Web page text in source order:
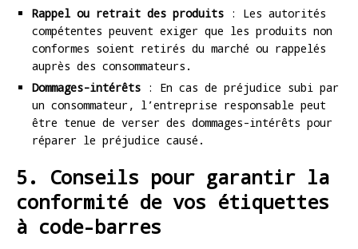
Rappel ou retrait des produits : Les autorités
compétentes peuvent exiger que les produits non
conformes soient retirés du marché ou rappelés
auprès des consommateurs.
Dommages-intérêts : En cas de préjudice subi par
un consommateur, l’entreprise responsable peut
être tenue de verser des dommages-intérêts pour
réparer le préjudice causé.
5. Conseils pour garantir la
conformité de vos étiquettes
à code-barres